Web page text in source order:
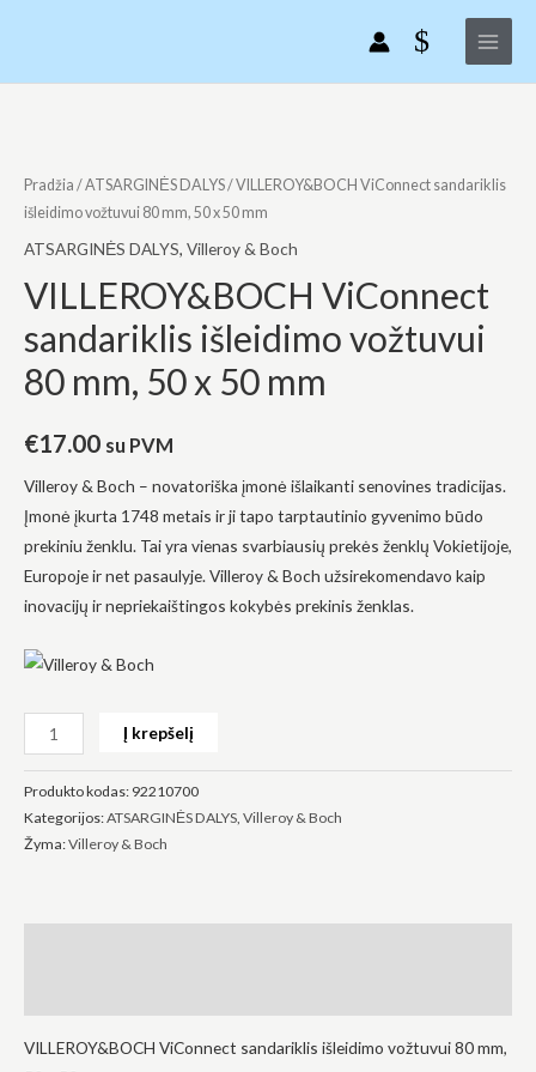
Main
Menu
Pradžia /ATSARGINĖS DALYS/ VILLEROY&BOCH ViConnect sandariklis
išleidimo vožtuvui 80 mm, 50 x 50 mm
ATSARGINĖS DALYS, Villeroy & Boch
VILLEROY&BOCH ViConnect
sandariklis išleidimo vožtuvui
80 mm, 50 x 50 mm
€17.00 su PVM
Villeroy & Boch – novatoriška įmonė išlaikanti senovines tradicijas.
Įmonė įkurta 1748 metais ir ji tapo tarptautinio gyvenimo būdo
prekiniu ženklu. Tai yra vienas svarbiausių prekės ženklų Vokietijoje,
Europoje ir net pasaulyje. Villeroy & Boch užsirekomendavo kaip
inovacijų ir nepriekaištingos kokybės prekinis ženklas.
VILLEROY&BOCH
ViConnect
sandariklis
vožtuvui
80
50
50
mm
Į krepšelį
Produkto kodas: 92210700
Kategorijos:ATSARGINĖS DALYS, Villeroy & Boch
Žyma:Villeroy & Boch
VILLEROY&BOCH ViConnect sandariklis išleidimo vožtuvui 80 mm,
Šie
slapukai
yra
privalomi.
Jie
reikalingi,
kad
svetainė
svetainės
ir struktūrą,
mm,
50
x
mm